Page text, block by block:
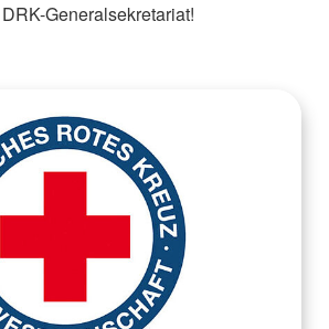
Generalsekretariat!